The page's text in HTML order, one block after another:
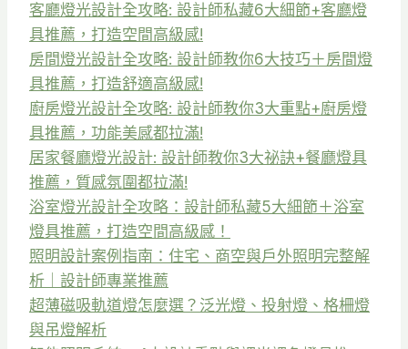
客廳燈光設計全攻略: 設計師私藏6大細節+客廳燈
具推薦，打造空間高級感!
房間燈光設計全攻略: 設計師教你6大技巧＋房間燈
具推薦，打造舒適高級感!
廚房燈光設計全攻略: 設計師教你3大重點+廚房燈
具推薦，功能美感都拉滿!
居家餐廳燈光設計: 設計師教你3大祕訣+餐廳燈具
推薦，質感氛圍都拉滿!
浴室燈光設計全攻略：設計師私藏5大細節＋浴室
燈具推薦，打造空間高級感！
照明設計案例指南：住宅、商空與戶外照明完整解
析｜設計師專業推薦
超薄磁吸軌道燈怎麼選？泛光燈、投射燈、格柵燈
與吊燈解析